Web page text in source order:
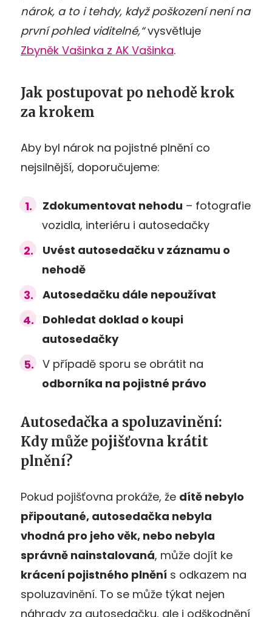
nárok, a to i tehdy, když poškození není na
první pohled viditelné,“ vysvětluje
Zbyněk Vašinka z AK Vašinka.
Jak postupovat po nehodě krok
za krokem
Aby byl nárok na pojistné plnění co
nejsilnější, doporučujeme:
Zdokumentovat nehodu – fotografie
vozidla, interiéru i autosedačky
Uvést autosedačku v záznamu o
nehodě
Autosedačku dále nepoužívat
Dohledat doklad o koupi
autosedačky
V případě sporu se obrátit na
odborníka na pojistné právo
Autosedačka a spoluzavinění:
Kdy může pojišťovna krátit
plnění?
Pokud pojišťovna prokáže, že dítě nebylo
připoutané, autosedačka nebyla
vhodná pro jeho věk, nebo nebyla
správně nainstalovaná, může dojít ke
krácení pojistného plnění s odkazem na
spoluzavinění. To se může týkat nejen
náhrady za autosedačku, ale i odškodnění